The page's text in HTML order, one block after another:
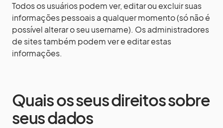
Todos os usuários podem ver, editar ou excluir suas
informações pessoais a qualquer momento (só não é
possível alterar o seu username). Os administradores
de sites também podem ver e editar estas
informações.
Quais os seus direitos sobre
seus dados